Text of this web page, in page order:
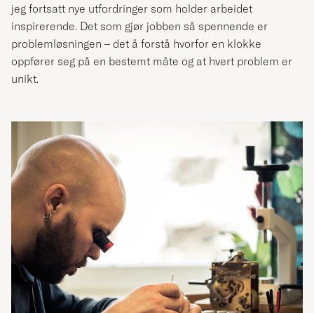
jeg fortsatt nye utfordringer som holder arbeidet
inspirerende. Det som gjør jobben så spennende er
problemløsningen – det å forstå hvorfor en klokke
oppfører seg på en bestemt måte og at hvert problem er
unikt.